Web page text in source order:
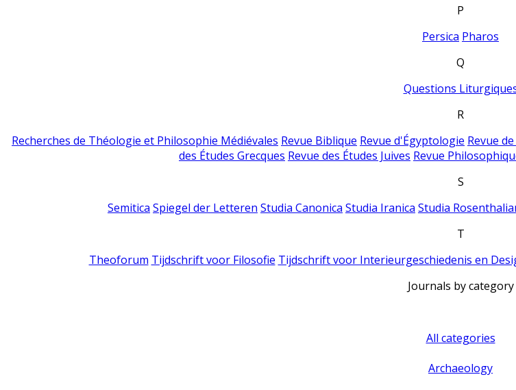
P
Persica Pharos
Q
Questions
R
Recherches de Théologie et Philosophie Médiévales Revue Biblique Revue d'Égyptologie Revue
des Études Grecques Revue des Études Juives Revue
S
Semitica Spiegel der Letteren Studia Canonica Studia Iranica Studia
T
Theoforum Tijdschrift voor Filosofie Tijdschrift voor Interieurgeschiedenis en
Journals by category
All categories
Archaeology